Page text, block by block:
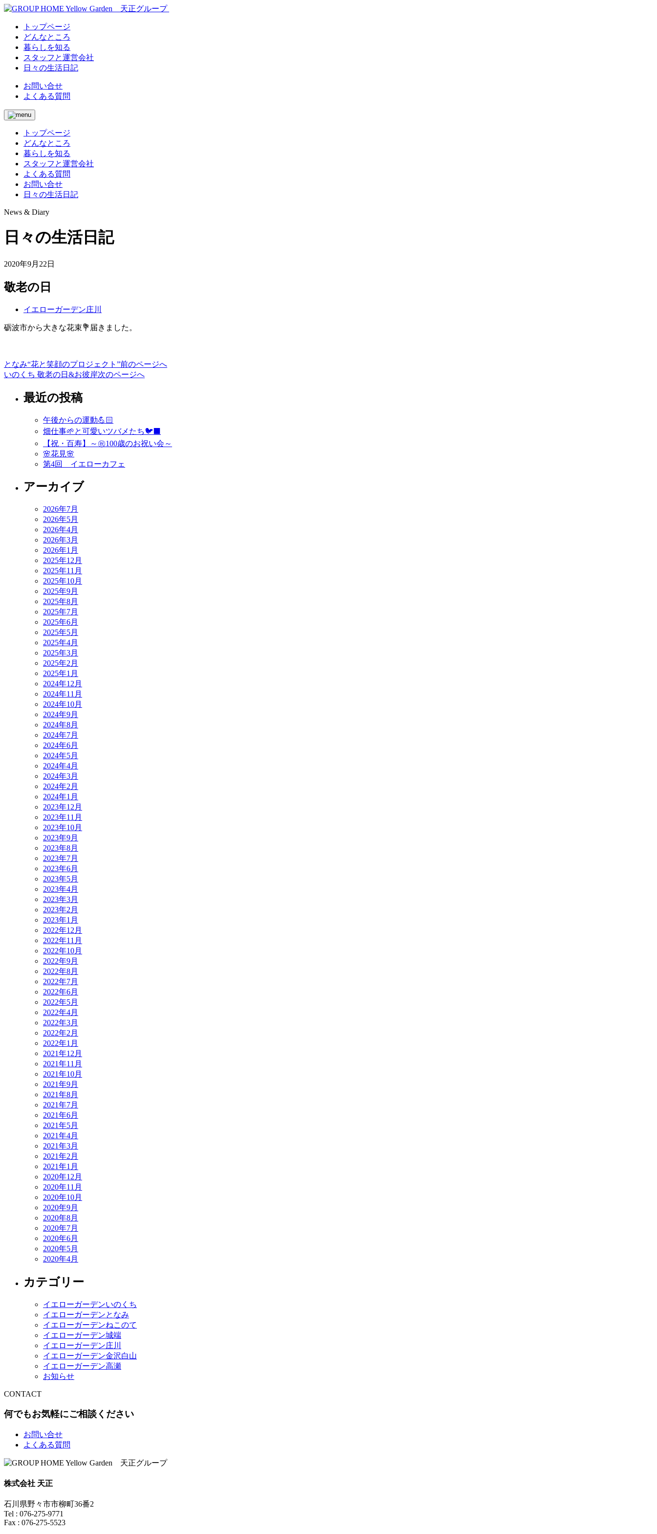
トップページ
どんなところ
暮らしを知る
スタッフと運営会社
日々の生活日記
お問い合せ
よくある質問
トップページ
どんなところ
暮らしを知る
スタッフと運営会社
よくある質問
お問い合せ
日々の生活日記
News & Diary
日々の生活日記
2020年9月22日
敬老の日
イエローガーデン庄川
砺波市から大きな花束💐届きました。
投
稿
となみ“花と笑顔のプロジェクト”前のページへ
いのくち 敬老の日&お彼岸次のページへ
最近の投稿
午後からの運動💪🏻
畑仕事🌱と可愛いツバメたち🐦‍⬛
【祝・百寿】～㊗️100歳のお祝い会～
🌸花見🌸
第4回 イエローカフェ
アーカイブ
2026年7月
2026年5月
2026年4月
2026年3月
2026年1月
2025年12月
2025年11月
2025年10月
2025年9月
2025年8月
2025年7月
2025年6月
2025年5月
2025年4月
2025年3月
2025年2月
2025年1月
2024年12月
2024年11月
2024年10月
2024年9月
2024年8月
2024年7月
2024年6月
2024年5月
2024年4月
2024年3月
2024年2月
2024年1月
2023年12月
2023年11月
2023年10月
2023年9月
2023年8月
2023年7月
2023年6月
2023年5月
2023年4月
2023年3月
2023年2月
2023年1月
2022年12月
2022年11月
2022年10月
2022年9月
2022年8月
2022年7月
2022年6月
2022年5月
2022年4月
2022年3月
2022年2月
2022年1月
2021年12月
2021年11月
2021年10月
2021年9月
2021年8月
2021年7月
2021年6月
2021年5月
2021年4月
2021年3月
2021年2月
2021年1月
2020年12月
2020年11月
2020年10月
2020年9月
2020年8月
2020年7月
2020年6月
2020年5月
2020年4月
カテゴリー
イエローガーデンいのくち
イエローガーデンとなみ
イエローガーデンねこのて
イエローガーデン城端
イエローガーデン庄川
イエローガーデン金沢白山
イエローガーデン高瀬
お知らせ
CONTACT
何でもお気軽にご相談ください
お問い合せ
よくある質問
株式会社 天正
石川県野々市市柳町36番2
Tel : 076-275-9771
Fax : 076-275-5523